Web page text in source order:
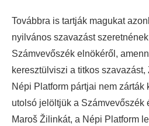
Továbbra is tartják magukat
nyilvános szavazást
Számvevőszék elnökéről,
keresztülviszi a titkos
Népi Platform pártjai nem zárták
utolsó jelöltjük a Számvevőszék
Maroš Žilinkát, a Népi Platform